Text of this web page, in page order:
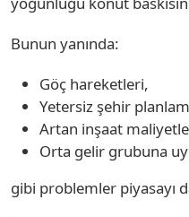
Bunun yanında:
Göç hareketleri,
Yetersiz şehir
Artan inşaat
Orta gelir grubuna
gibi problemler piyasayı